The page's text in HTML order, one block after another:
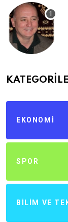
EKONOMI
SPOR
BILIM VE